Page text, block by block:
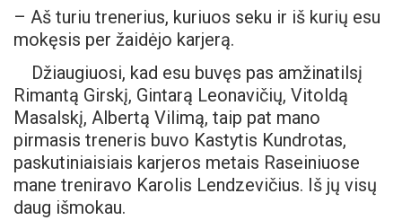
– Aš turiu trenerius, kuriuos seku ir iš kurių esu
mokęsis per žaidėjo karjerą.
Džiaugiuosi, kad esu buvęs pas amžinatilsį
Rimantą Girskį, Gintarą Leonavičių, Vitoldą
Masalskį, Albertą Vilimą, taip pat mano
pirmasis treneris buvo Kastytis Kundrotas,
paskutiniaisiais karjeros metais Raseiniuose
mane treniravo Karolis Lendzevičius. Iš jų visų
daug išmokau.